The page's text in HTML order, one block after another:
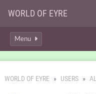
WORLD OF EYRE
Menu
WORLD OF EYRE USERS